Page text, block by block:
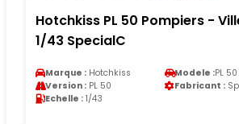
Hotchkiss PL 50 Pompiers -
1/43 SpecialC
Marque : Hotchkiss Modele :PL 50
Version : PL 50 Fabricant :
Echelle : 1/43